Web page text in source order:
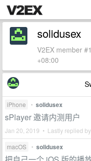
solidusex
V2EX member
+08:00
iPhone • solidusex
sPlayer 邀请内测用户
Jan 20, 2019 • Lastly replied by
macOS • solidusex